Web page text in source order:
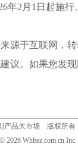
年2月1日起施行
源于互联网，
议。如果您发
副产品大市场 版权
2026 Whbsz.com.cn